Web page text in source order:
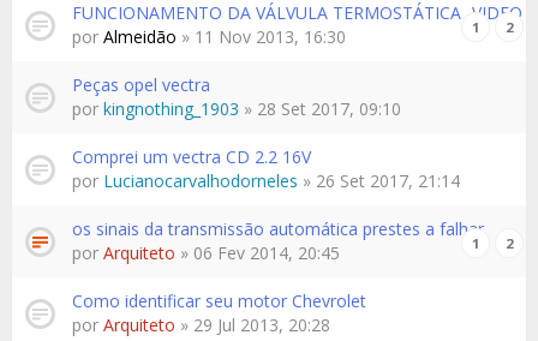
FUNCIONAMENTO DA VÁLVULA TERMOSTÁTICA -VIDEO
1 2
por Almeidão » 11 Nov 2013, 16:30
Peças opel vectra
por kingnothing_1903 » 28 Set 2017, 09:10
Comprei um vectra CD 2.2 16V
por Lucianocarvalhodorneles » 26 Set 2017, 21:14
os sinais da transmissão automática prestes a falhar
1 2
por Arquiteto » 06 Fev 2014, 20:45
Como identificar seu motor Chevrolet
por Arquiteto » 29 Jul 2013, 20:28